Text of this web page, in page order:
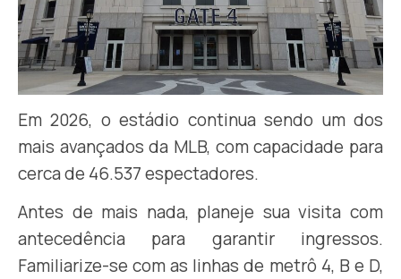
Em 2026, o estádio continua sendo um dos
mais avançados da MLB, com capacidade para
cerca de 46.537 espectadores.
Antes de mais nada, planeje sua visita com
antecedência para garantir ingressos.
Familiarize-se com as linhas de metrô 4, B e D,